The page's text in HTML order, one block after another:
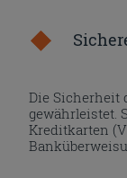
Die Sicherheit
gewährleistet.
Kreditkarten